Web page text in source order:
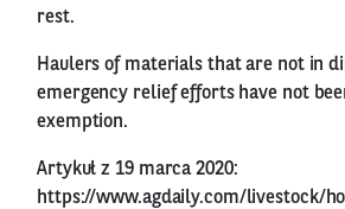
rest.
Haulers of materials that are not in
emergency relief efforts have not
exemption.
Artykuł z 19 marca 2020:
https://www.agdaily.com/livestock/